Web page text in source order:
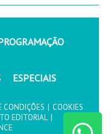
ESPECIAIS
CONDIÇÕES | COOKIES
EDITORIAL |